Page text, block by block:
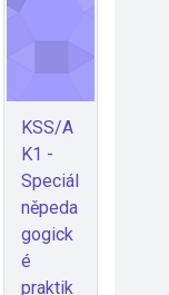
KSS/A
K1 -
Speciál
něpeda
gogick
é
praktik